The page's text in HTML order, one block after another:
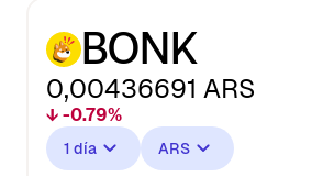
BONK
0,00436691 ARS
↓ -0.79%
1 día ARS